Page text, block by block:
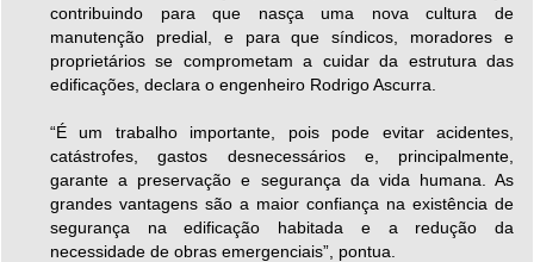
contribuindo para que nasça uma nova cultura de
manutenção predial, e para que síndicos, moradores e
proprietários se comprometam a cuidar da estrutura das
edificações, declara o engenheiro Rodrigo Ascurra.
“É um trabalho importante, pois pode evitar acidentes,
catástrofes, gastos desnecessários e, principalmente,
garante a preservação e segurança da vida humana. As
grandes vantagens são a maior confiança na existência de
segurança na edificação habitada e a redução da
necessidade de obras emergenciais”, pontua.